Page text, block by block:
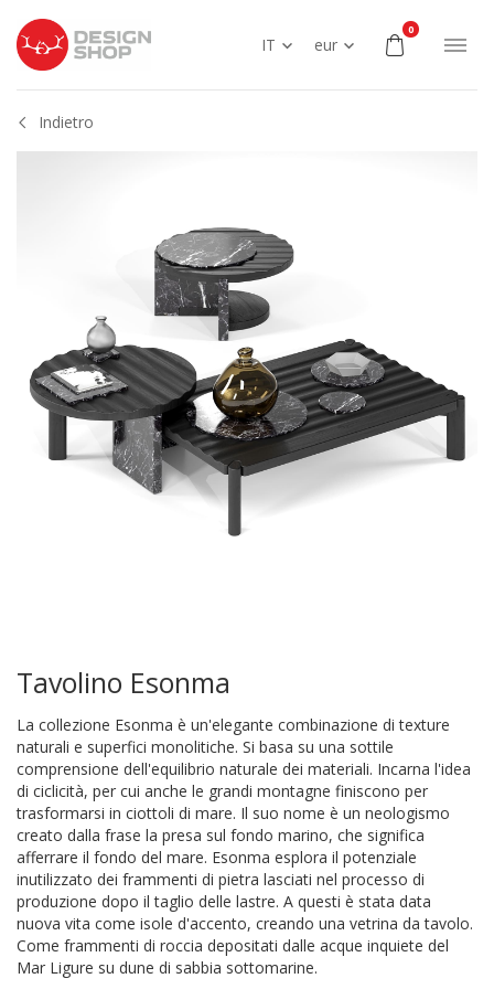
IT eur
0
Indietro
Tavolino Esonma
La collezione Esonma è un'elegante combinazione di texture
naturali e superfici monolitiche. Si basa su una sottile
comprensione dell'equilibrio naturale dei materiali. Incarna l'idea
di ciclicità, per cui anche le grandi montagne finiscono per
trasformarsi in ciottoli di mare. Il suo nome è un neologismo
creato dalla frase la presa sul fondo marino, che significa
afferrare il fondo del mare. Esonma esplora il potenziale
inutilizzato dei frammenti di pietra lasciati nel processo di
produzione dopo il taglio delle lastre. A questi è stata data
nuova vita come isole d'accento, creando una vetrina da tavolo.
Come frammenti di roccia depositati dalle acque inquiete del
Mar Ligure su dune di sabbia sottomarine.